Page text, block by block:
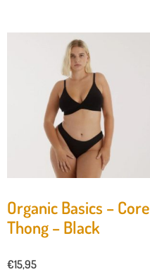
Organic Basics – Core
Thong – Black
€15,95